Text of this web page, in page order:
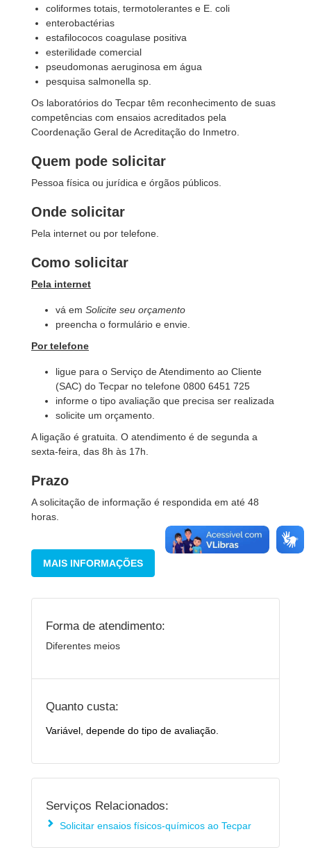
coliformes totais, termotolerantes e E. coli
enterobactérias
estafilococos coagulase positiva
esterilidade comercial
pseudomonas aeruginosa em água
pesquisa salmonella sp.
Os laboratórios do Tecpar têm reconhecimento de suas
competências com ensaios acreditados pela
Coordenação Geral de Acreditação do Inmetro.
Quem pode solicitar
Pessoa física ou jurídica e órgãos públicos.
Onde solicitar
Pela internet ou por telefone.
Como solicitar
Pela internet
vá em Solicite seu orçamento
preencha o formulário e envie.
Por telefone
ligue para o Serviço de Atendimento ao Cliente
(SAC) do Tecpar no telefone 0800 6451 725
informe o tipo avaliação que precisa ser realizada
solicite um orçamento.
A ligação é gratuita. O atendimento é de segunda a
sexta-feira, das 8h às 17h.
Prazo
A solicitação de informação é respondida em até 48
horas.
MAIS INFORMAÇÕES
Forma de atendimento:
Diferentes meios
Quanto custa:
Variável, depende do tipo de avaliação.
Serviços Relacionados:
Solicitar ensaios físicos-químicos ao Tecpar